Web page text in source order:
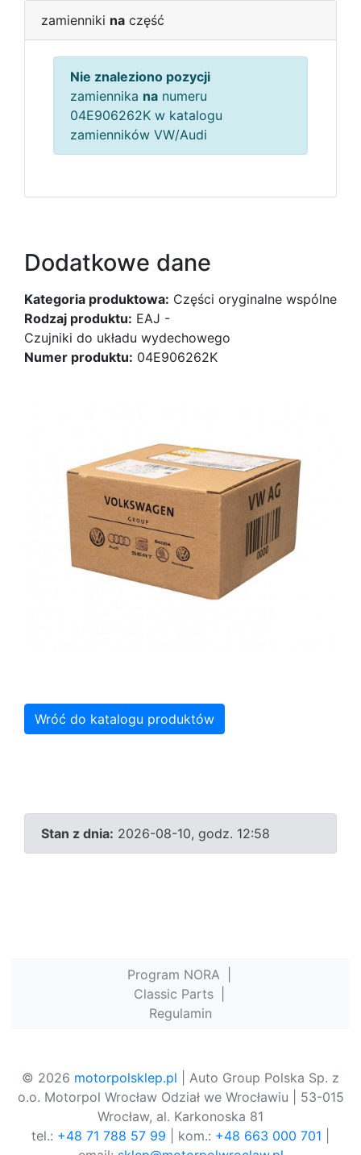
zamienniki na część
Nie znaleziono pozycji
zamiennika na numeru
04E906262K w katalogu
zamienników VW/Audi
Dodatkowe dane
Kategoria produktowa: Części oryginalne wspólne
Rodzaj produktu: EAJ -
Czujniki do układu wydechowego
Numer produktu: 04E906262K
Wróć do katalogu produktów
Stan z dnia: 2026-08-10, godz. 12:58
Program NORA
Classic Parts
Regulamin
© 2026 motorpolsklep.pl | Auto Group Polska Sp. z
o.o. Motorpol Wrocław Odział we Wrocławiu | 53-015
Wrocław, al. Karkonoska 81
tel.: +48 71 788 57 99 | kom.: +48 663 000 701